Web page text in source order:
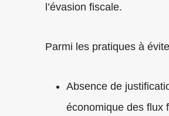
l’évasion fiscale.
Parmi les pratiques à
Absence de
économique des flux